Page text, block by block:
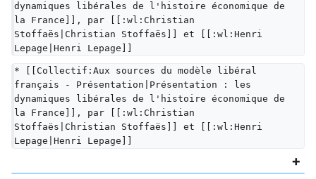
dynamiques libérales de l'histoire économique de
la France]], par [[:wl:Christian
Stoffaës|Christian Stoffaës]] et [[:wl:Henri
Lepage|Henri Lepage]]
* [[Collectif:Aux sources du modèle libéral
français - Présentation|Présentation : les
dynamiques libérales de l'histoire économique de
la France]], par [[:wl:Christian
Stoffaës|Christian Stoffaës]] et [[:wl:Henri
Lepage|Henri Lepage]]